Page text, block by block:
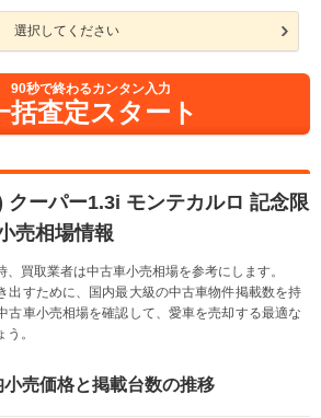
選択してください
90秒で終わるカンタン入力
括査定スタート
クーパー1.3i モンテカルロ 記念限
売相場情報
買取業者は中古車小売相場を参考にします。
出すために、国内最大級の中古車物件掲載数を持
古車小売相場を確認して、愛車を売却する最適な
。
売価格と掲載台数の推移